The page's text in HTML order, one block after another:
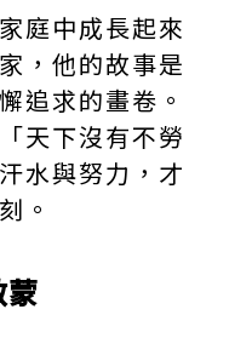
庭中成長起來
，他的故事是
追求的畫卷。
天下沒有不勞
水與努力，才
。